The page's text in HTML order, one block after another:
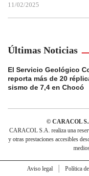
11/02/2025
Últimas Noticias
El Servicio Geológico
reporta más de 20
sismo de 7,4 en Chocó
© CARACOL
CARACOL S.A. realiza una
y otras prestaciones accesibles
Aviso legal Política